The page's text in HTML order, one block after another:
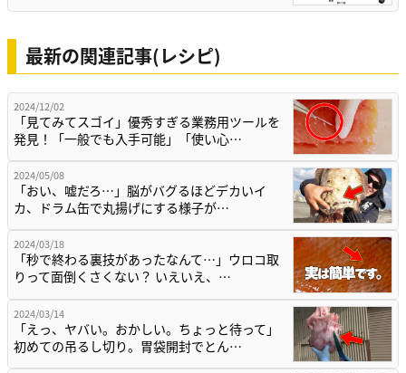
最新の関連記事(レシピ)
2024/12/02
「見てみてスゴイ」優秀すぎる業務用ツールを
発見！「一般でも入手可能」「使い心…
2024/05/08
「おい、嘘だろ…」脳がバグるほどデカいイ
カ、ドラム缶で丸揚げにする様子が…
2024/03/18
「秒で終わる裏技があったなんて…」ウロコ取
りって面倒くさくない？ いえいえ、…
2024/03/14
「えっ、ヤバい。おかしい。ちょっと待って」
初めての吊るし切り。胃袋開封でとん…